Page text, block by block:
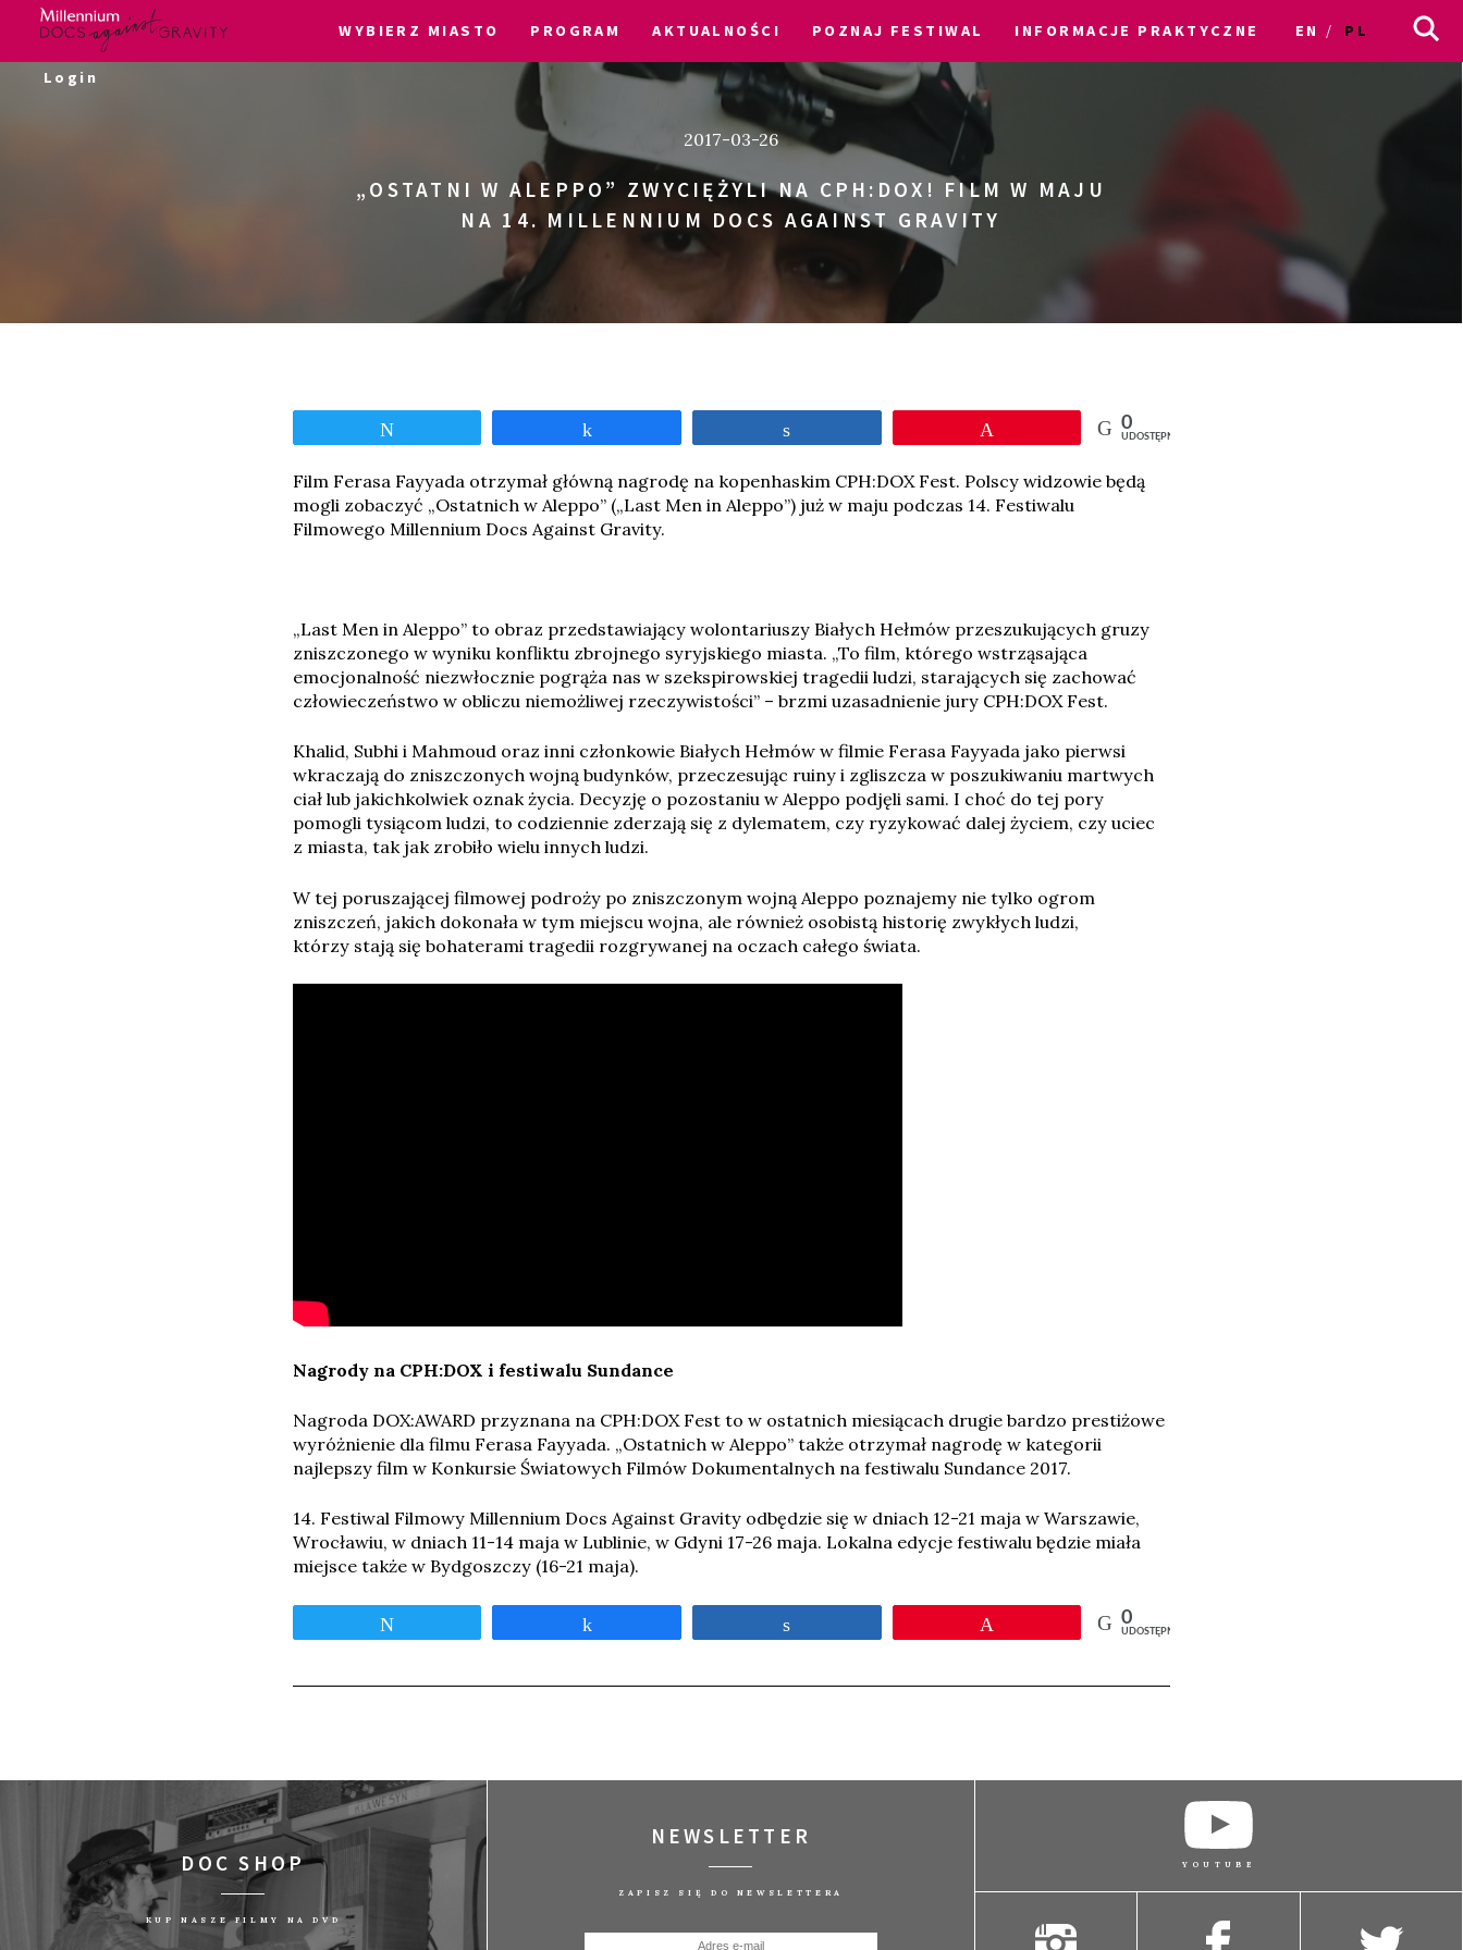
WYBIERZ MIASTO PROGRAM AKTUALNOŚCI POZNAJ FESTIWAL INFORMACJE PRAKTYCZNE
Login
EN PL
2017-03-26
„OSTATNI W ALEPPO” ZWYCIĘŻYLI NA CPH:DOX! FILM W MAJU
NA 14. MILLENNIUM DOCS AGAINST GRAVITY
0
UDOSTĘPNIEŃ
Film Ferasa Fayyada otrzymał główną nagrodę na kopenhaskim CPH:DOX Fest. Polscy widzowie będą
mogli zobaczyć „Ostatnich w Aleppo” („Last Men in Aleppo”) już w maju podczas 14. Festiwalu
Filmowego Millennium Docs Against Gravity.
„Last Men in Aleppo” to obraz przedstawiający wolontariuszy Białych Hełmów przeszukujących gruzy
zniszczonego w wyniku konfliktu zbrojnego syryjskiego miasta. „To film, którego wstrząsająca
emocjonalność niezwłocznie pogrąża nas w szekspirowskiej tragedii ludzi, starających się zachować
człowieczeństwo w obliczu niemożliwej rzeczywistości” – brzmi uzasadnienie jury CPH:DOX Fest.
Khalid, Subhi i Mahmoud oraz inni członkowie Białych Hełmów w filmie Ferasa Fayyada jako pierwsi
wkraczają do zniszczonych wojną budynków, przeczesując ruiny i zgliszcza w poszukiwaniu martwych
ciał lub jakichkolwiek oznak życia. Decyzję o pozostaniu w Aleppo podjęli sami. I choć do tej pory
pomogli tysiącom ludzi, to codziennie zderzają się z dylematem, czy ryzykować dalej życiem, czy uciec
z miasta, tak jak zrobiło wielu innych ludzi.
W tej poruszającej filmowej podroży po zniszczonym wojną Aleppo poznajemy nie tylko ogrom
zniszczeń, jakich dokonała w tym miejscu wojna, ale również osobistą historię zwykłych ludzi,
którzy stają się bohaterami tragedii rozgrywanej na oczach całego świata.
Nagrody na CPH:DOX i festiwalu Sundance
Nagroda DOX:AWARD przyznana na CPH:DOX Fest to w ostatnich miesiącach drugie bardzo prestiżowe
wyróżnienie dla filmu Ferasa Fayyada. „Ostatnich w Aleppo” także otrzymał nagrodę w kategorii
najlepszy film w Konkursie Światowych Filmów Dokumentalnych na festiwalu Sundance 2017.
14. Festiwal Filmowy Millennium Docs Against Gravity odbędzie się w dniach 12-21 maja w Warszawie,
Wrocławiu, w dniach 11-14 maja w Lublinie, w Gdyni 17-26 maja. Lokalna edycje festiwalu będzie miała
miejsce także w Bydgoszczy (16-21 maja).
0
UDOSTĘPNIEŃ
DOC SHOP
KUP NASZE FILMY NA DVD
NEWSLETTER
ZAPISZ SIĘ DO NEWSLETTERA
YOUTUBE